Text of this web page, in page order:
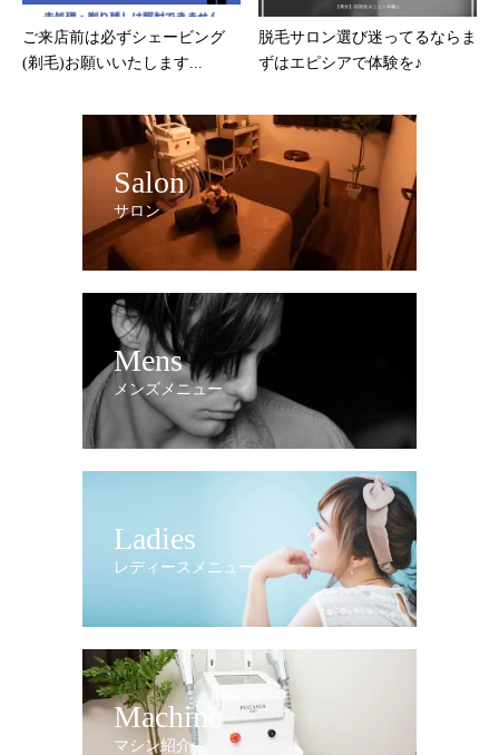
ご来店前は必ずシェービング
(剃毛)お願いいたします...
脱毛サロン選び迷ってるならま
ずはエピシアで体験を♪
Salon
サロン
Mens
メンズメニュー
Ladies
レディースメニュー
Machine
マシン紹介